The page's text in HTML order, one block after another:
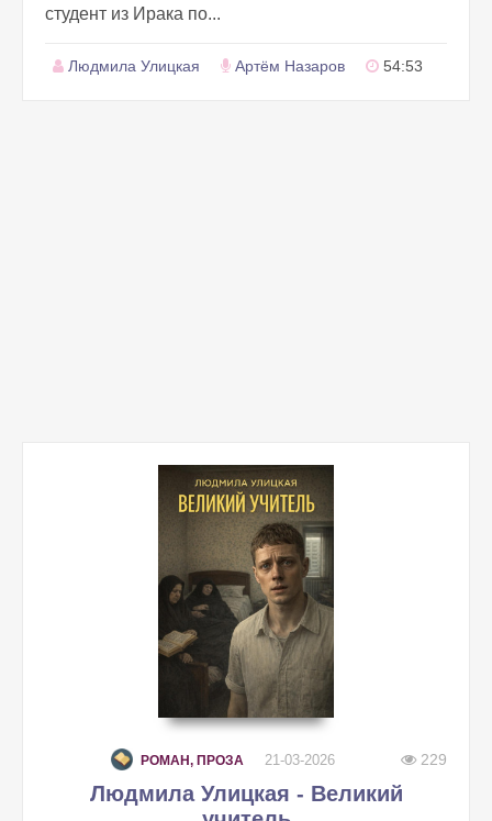
студент из Ирака по...
Людмила Улицкая Артём Назаров 54:53
РОМАН, ПРОЗА 21-03-2026 229
Людмила Улицкая - Великий